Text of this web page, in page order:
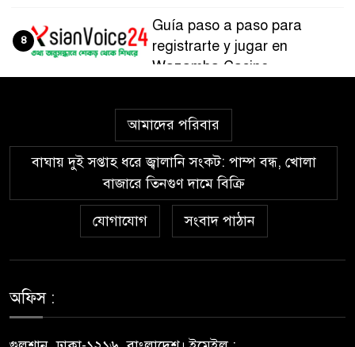
Guía paso a paso para
registrarte y jugar en
Wazamba Casino
৪
Kako sam otkrio Lolajack
Casino – osobno iskustvo od
prve prijave do isplate
Westace Casino vs Ostala
Popularna Online Kazina:
Koja je Bolja Opcija?
Games, Revamped Bonuses
and Mobile Upgrades
৭
আমাদের পরিবার
বাঘায় দুই সপ্তাহ ধরে জ্বালানি সংকট: পাম্প বন্ধ, খোলা
বাজারে তিনগুণ দামে বিক্রি
যোগাযোগ সংবাদ পাঠান
অফিস :